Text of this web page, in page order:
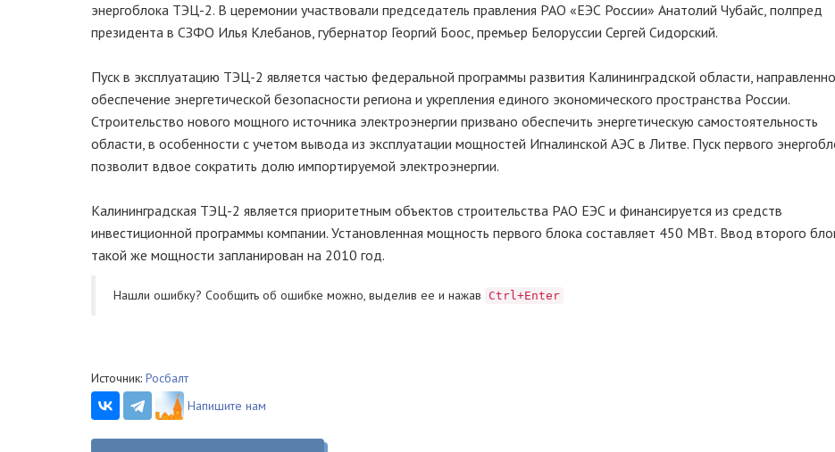
энергоблока ТЭЦ-2. В церемонии участвовали председатель правления РАО «ЕЭС России» Анатолий Чубайс, полпред
президента в СЗФО Илья Клебанов, губернатор Георгий Боос, премьер Белоруссии Сергей Сидорский.
Пуск в эксплуатацию ТЭЦ-2 является частью федеральной программы развития Калининградской области,
обеспечение энергетической безопасности региона и укрепления единого экономического пространства России.
Строительство нового мощного источника электроэнергии призвано обеспечить энергетическую самостоятельность
области, в особенности с учетом вывода из эксплуатации мощностей Игналинской АЭС в Литве. Пуск первого
позволит вдвое сократить долю импортируемой электроэнергии.
Калининградская ТЭЦ-2 является приоритетным объектов строительства РАО ЕЭС и финансируется из средств
инвестиционной программы компании. Установленная мощность первого блока составляет 450 МВт. Ввод второго
такой же мощности запланирован на 2010 год.
Нашли ошибку? Cообщить об ошибке можно, выделив ее и нажав Ctrl+Enter
Источник: Росбалт
Напишите нам